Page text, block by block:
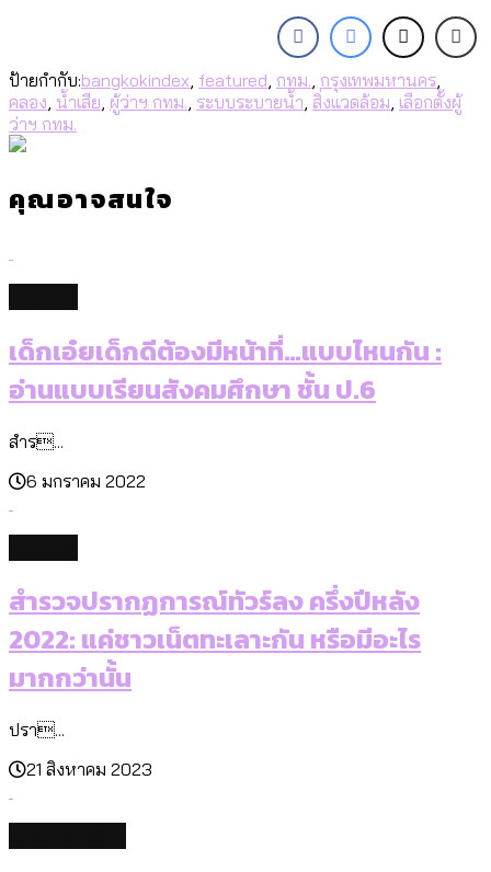
ป้ายกำกับ:bangkokindex featured กทม. กรุงเทพมหานคร
คลอง น้ำเสีย ผู้ว่าฯ กทม. ระบบระบายน้ำ สิ่งแวดล้อม เลือกตั้งผู้
ว่าฯ กทม.
คุณอาจสนใจ
เด็กเอ๋ยเด็กดีต้องมีหน้าที่…แบบไหนกัน :
อ่านแบบเรียนสังคมศึกษา ชั้น ป.6
สำร...
6 มกราคม 2022
สำรวจปรากฏการณ์ทัวร์ลง ครึ่งปีหลัง
2022: แค่ชาวเน็ตทะเลาะกัน หรือมีอะไร
มากกว่านั้น
ปรา...
21 สิงหาคม 2023